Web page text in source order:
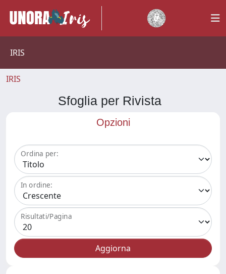
IRIS
IRIS
Sfoglia per Rivista
Opzioni
Ordina per:
In ordine:
Risultati/Pagina